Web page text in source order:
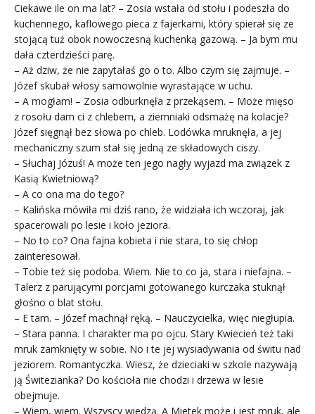
Ciekawe ile on ma lat? – Zosia wstała od stołu i podeszła do
kuchennego, kaflowego pieca z fajerkami, który spierał się ze
stojącą tuż obok nowoczesną kuchenką gazową. – Ja bym mu
dała czterdzieści parę.
– Aż dziw, że nie zapytałaś go o to. Albo czym się zajmuje. –
Józef skubał włosy samowolnie wyrastające w uchu.
– A mogłam! – Zosia odburknęła z przekąsem. – Może mięso
z rosołu dam ci z chlebem, a ziemniaki odsmażę na kolacje?
Józef sięgnął bez słowa po chleb. Lodówka mruknęła, a jej
mechaniczny szum stał się jedną ze składowych ciszy.
– Słuchaj Józuś! A może ten jego nagły wyjazd ma związek z
Kasią Kwietniową?
– A co ona ma do tego?
– Kalińska mówiła mi dziś rano, że widziała ich wczoraj, jak
spacerowali po lesie i koło jeziora.
– No to co? Ona fajna kobieta i nie stara, to się chłop
zainteresował.
– Tobie też się podoba. Wiem. Nie to co ja, stara i niefajna. –
Talerz z parującymi porcjami gotowanego kurczaka stuknął
głośno o blat stołu.
– E tam. – Józef machnął ręką. – Nauczycielka, więc niegłupia.
– Stara panna. I charakter ma po ojcu. Stary Kwiecień też taki
mruk zamknięty w sobie. No i te jej wysiadywania od świtu nad
jeziorem. Romantyczka. Wiesz, że dzieciaki w szkole nazywają
ją Świtezianka? Do kościoła nie chodzi i drzewa w lesie
obejmuje.
– Wiem, wiem. Wszyscy wiedzą. A Mietek może i jest mruk, ale